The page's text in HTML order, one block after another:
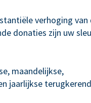
verhoging van
donaties zijn uw
maandelijkse,
jaarlijkse